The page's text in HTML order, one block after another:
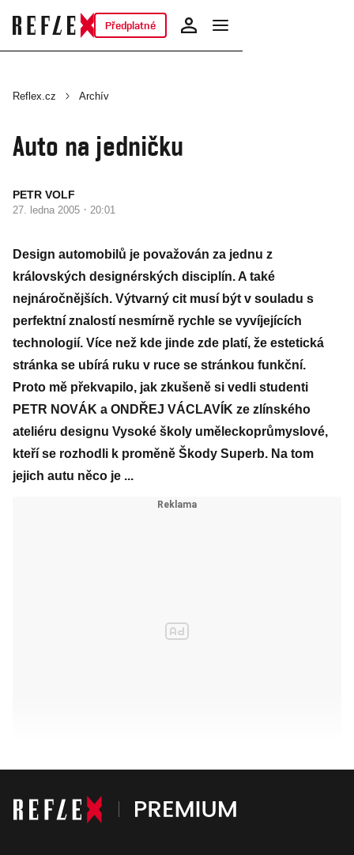
Předplatné
Reflex.cz Archív
Auto na jedničku
PETR VOLF
27. ledna 2005 · 20:01
Design automobilů je považován za jednu z
královských designérských disciplín. A také
nejnáročnějších. Výtvarný cit musí být v souladu s
perfektní znalostí nesmírně rychle se vyvíjejících
technologií. Více než kde jinde zde platí, že estetická
stránka se ubírá ruku v ruce se stránkou funkční.
Proto mě překvapilo, jak zkušeně si vedli studenti
PETR NOVÁK a ONDŘEJ VÁCLAVÍK ze zlínského
ateliéru designu Vysoké školy uměleckoprůmyslové,
kteří se rozhodli k proměně Škody Superb. Na tom
jejich autu něco je ...